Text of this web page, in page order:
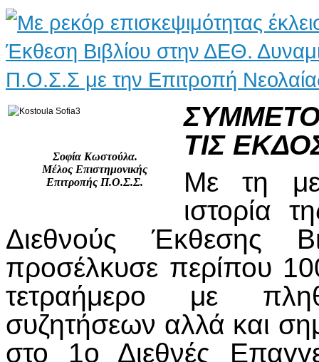
Σοφία Κωστούλα.
Μέλος Επιστημονικής
Επιτροπής Π.Ο.Σ.Σ.
ΤΙΣ
Με τη
ιστορία
Διεθνούς Έκθεσης
προσέλκυσε περίπου
τετραήμερο με
συζητήσεων αλλά και
στο 1ο Διεθνές